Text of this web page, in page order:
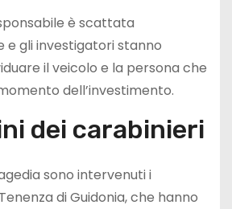
è scattata
gli investigatori stanno
il veicolo e la persona che
dell’investimento.
dei carabinieri
sono intervenuti i
di Guidonia, che hanno